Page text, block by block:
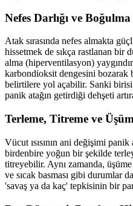
Nefes Darlığı ve
Atak sırasında nefes almakta
hissetmek de sıkça rastlanan bir
alma (hiperventilasyon)
karbondioksit dengesini bozarak
belirtilere yol açabilir. Sanki birisi
panik atağın getirdiği dehşeti
Terleme, Titreme ve
Vücut ısısının ani değişimi
birdenbire yoğun bir şekilde
titreyebilir. Aynı zamanda,
ve sıcak basması gibi durumlar
'savaş ya da kaç' tepkisinin bir